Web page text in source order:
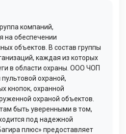
компаний,
на обеспечении
объектов. В состав группы
каждая из которых
в области охраны. ООО ЧОП
охраной,
кнопок, охранной
охраной объектов.
быть уверенными в том,
под надежной
плюс» предоставляет